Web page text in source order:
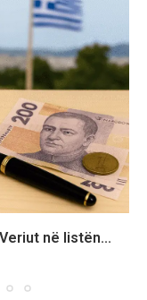
në listën...